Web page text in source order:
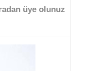
üye olunuz